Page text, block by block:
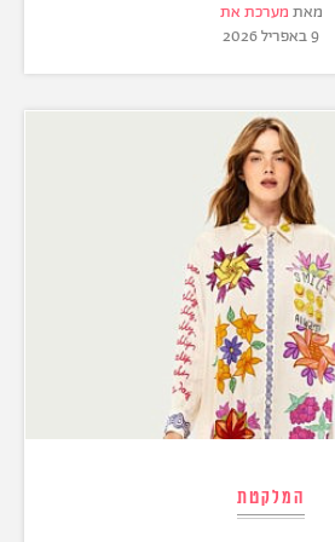
מאת מערכת את
9 באפריל 2026
המלקטת